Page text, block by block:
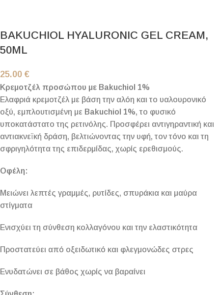
BAKUCHIOL HYALURONIC GEL CREAM,
50ML
25.00 €
Κρεμοτζέλ προσώπου με Bakuchiol 1%
Ελαφριά κρεμοτζέλ με βάση την αλόη και το υαλουρονικό
οξύ, εμπλουτισμένη με Bakuchiol 1%, το φυσικό
υποκατάστατο της ρετινόλης. Προσφέρει αντιγηραντική και
αντιακνεϊκή δράση, βελτιώνοντας την υφή, τον τόνο και τη
σφριγηλότητα της επιδερμίδας, χωρίς ερεθισμούς.
Οφέλη:
Μειώνει λεπτές γραμμές, ρυτίδες, σπυράκια και μαύρα
στίγματα
Ενισχύει τη σύνθεση κολλαγόνου και την ελαστικότητα
Προστατεύει από οξειδωτικό και φλεγμονώδες στρες
Ενυδατώνει σε βάθος χωρίς να βαραίνει